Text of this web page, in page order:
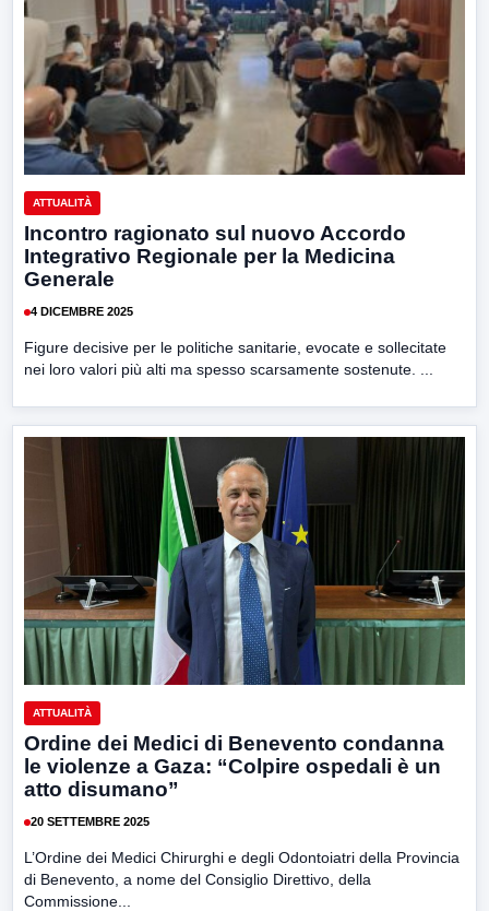
ATTUALITÀ
Incontro ragionato sul nuovo Accordo
Integrativo Regionale per la Medicina
Generale
4 DICEMBRE 2025
Figure decisive per le politiche sanitarie, evocate e sollecitate
nei loro valori più alti ma spesso scarsamente sostenute. ...
ATTUALITÀ
Ordine dei Medici di Benevento condanna
le violenze a Gaza: “Colpire ospedali è un
atto disumano”
20 SETTEMBRE 2025
L’Ordine dei Medici Chirurghi e degli Odontoiatri della Provincia
di Benevento, a nome del Consiglio Direttivo, della
Commissione...